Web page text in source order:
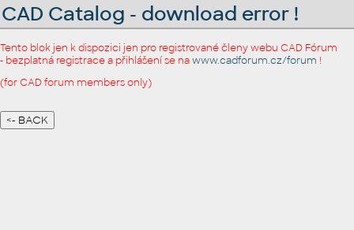
CAD Catalog - download error !
Tento blok jen k dispozici jen pro registrované členy webu CAD Fórum
- bezplatná registrace a přihlášení se nawww.cadforum.cz/forum !
(for CAD forum members only)